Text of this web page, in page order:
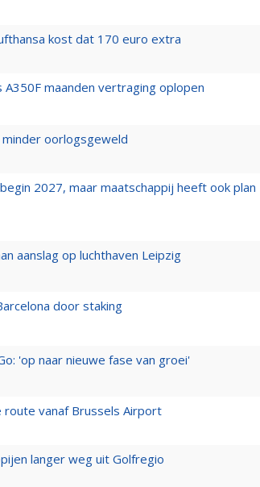
kost dat 170 euro extra
maanden vertraging oplopen
oorlogsgeweld
2027, maar maatschappij heeft ook plan
aanslag op luchthaven Leipzig
door staking
'op naar nieuwe fase van groei'
vanaf Brussels Airport
langer weg uit Golfregio